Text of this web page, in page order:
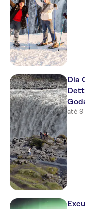
Guesthouse
Hafnarstræti
Dimmuborgir
Northeast,
Hrimland
Vogafjos-
Northeast,
- No pickup -
Cultural and
Centre
Brekkusel
Apotek
Torg
Houses
Dia
até 9